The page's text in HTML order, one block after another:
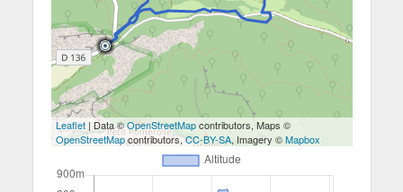
Leaflet| Data ©OpenStreetMapcontributors, Maps ©
OpenStreetMapcontributors,CC-BY-SA, Imagery ©Mapbox